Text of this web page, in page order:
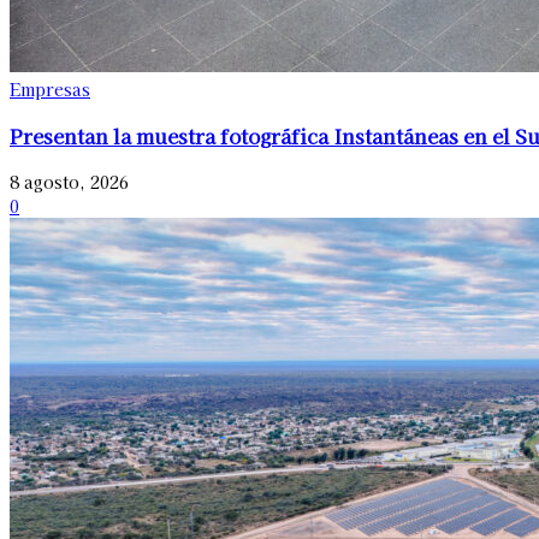
Empresas
Presentan la muestra fotográfica Instantáneas en el
8 agosto, 2026
0